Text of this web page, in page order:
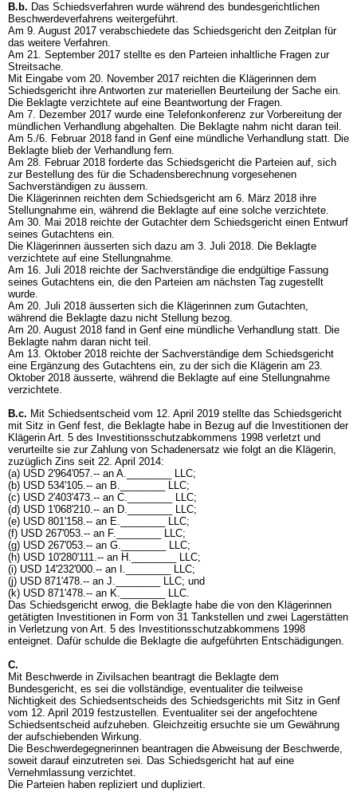
B.b. Das Schiedsverfahren wurde während des bundesgerichtlichen
Beschwerdeverfahrens weitergeführt.
Am 9. August 2017 verabschiedete das Schiedsgericht den Zeitplan für
das weitere Verfahren.
Am 21. September 2017 stellte es den Parteien inhaltliche Fragen zur
Streitsache.
Mit Eingabe vom 20. November 2017 reichten die Klägerinnen dem
Schiedsgericht ihre Antworten zur materiellen Beurteilung der Sache ein.
Die Beklagte verzichtete auf eine Beantwortung der Fragen.
Am 7. Dezember 2017 wurde eine Telefonkonferenz zur Vorbereitung der
mündlichen Verhandlung abgehalten. Die Beklagte nahm nicht daran teil.
Am 5./6. Februar 2018 fand in Genf eine mündliche Verhandlung statt. Die
Beklagte blieb der Verhandlung fern.
Am 28. Februar 2018 forderte das Schiedsgericht die Parteien auf, sich
zur Bestellung des für die Schadensberechnung vorgesehenen
Sachverständigen zu äussern.
Die Klägerinnen reichten dem Schiedsgericht am 6. März 2018 ihre
Stellungnahme ein, während die Beklagte auf eine solche verzichtete.
Am 30. Mai 2018 reichte der Gutachter dem Schiedsgericht einen Entwurf
seines Gutachtens ein.
Die Klägerinnen äusserten sich dazu am 3. Juli 2018. Die Beklagte
verzichtete auf eine Stellungnahme.
Am 16. Juli 2018 reichte der Sachverständige die endgültige Fassung
seines Gutachtens ein, die den Parteien am nächsten Tag zugestellt
wurde.
Am 20. Juli 2018 äusserten sich die Klägerinnen zum Gutachten,
während die Beklagte dazu nicht Stellung bezog.
Am 20. August 2018 fand in Genf eine mündliche Verhandlung statt. Die
Beklagte nahm daran nicht teil.
Am 13. Oktober 2018 reichte der Sachverständige dem Schiedsgericht
eine Ergänzung des Gutachtens ein, zu der sich die Klägerin am 23.
Oktober 2018 äusserte, während die Beklagte auf eine Stellungnahme
verzichtete.
B.c. Mit Schiedsentscheid vom 12. April 2019 stellte das Schiedsgericht
mit Sitz in Genf fest, die Beklagte habe in Bezug auf die Investitionen der
Klägerin Art. 5 des Investitionsschutzabkommens 1998 verletzt und
verurteilte sie zur Zahlung von Schadenersatz wie folgt an die Klägerin,
zuzüglich Zins seit 22. April 2014:
(a) USD 2'964'057.-- an A.________ LLC;
(b) USD 534'105.-- an B.________ LLC;
(c) USD 2'403'473.-- an C.________ LLC;
(d) USD 1'068'210.-- an D.________ LLC;
(e) USD 801'158.-- an E.________ LLC;
(f) USD 267'053.-- an F.________ LLC;
(g) USD 267'053.-- an G.________ LLC;
(h) USD 10'280'111.-- an H.________ LLC;
(i) USD 14'232'000.-- an I.________ LLC;
(j) USD 871'478.-- an J.________ LLC; und
(k) USD 871'478.-- an K.________ LLC.
Das Schiedsgericht erwog, die Beklagte habe die von den Klägerinnen
getätigten Investitionen in Form von 31 Tankstellen und zwei Lagerstätten
in Verletzung von Art. 5 des Investitionsschutzabkommens 1998
enteignet. Dafür schulde die Beklagte die aufgeführten Entschädigungen.
C.
Mit Beschwerde in Zivilsachen beantragt die Beklagte dem
Bundesgericht, es sei die vollständige, eventualiter die teilweise
Nichtigkeit des Schiedsentscheids des Schiedsgerichts mit Sitz in Genf
vom 12. April 2019 festzustellen. Eventualiter sei der angefochtene
Schiedsentscheid aufzuheben. Gleichzeitig ersuchte sie um Gewährung
der aufschiebenden Wirkung.
Die Beschwerdegegnerinnen beantragen die Abweisung der Beschwerde,
soweit darauf einzutreten sei. Das Schiedsgericht hat auf eine
Vernehmlassung verzichtet.
Die Parteien haben repliziert und dupliziert.